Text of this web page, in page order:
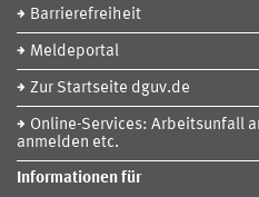
Barrierefreiheit
Meldeportal
Zur Startseite dguv.de
Online-Services: Arbeitsunfall
anmelden etc.
Informationen für